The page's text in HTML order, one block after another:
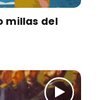
millas del